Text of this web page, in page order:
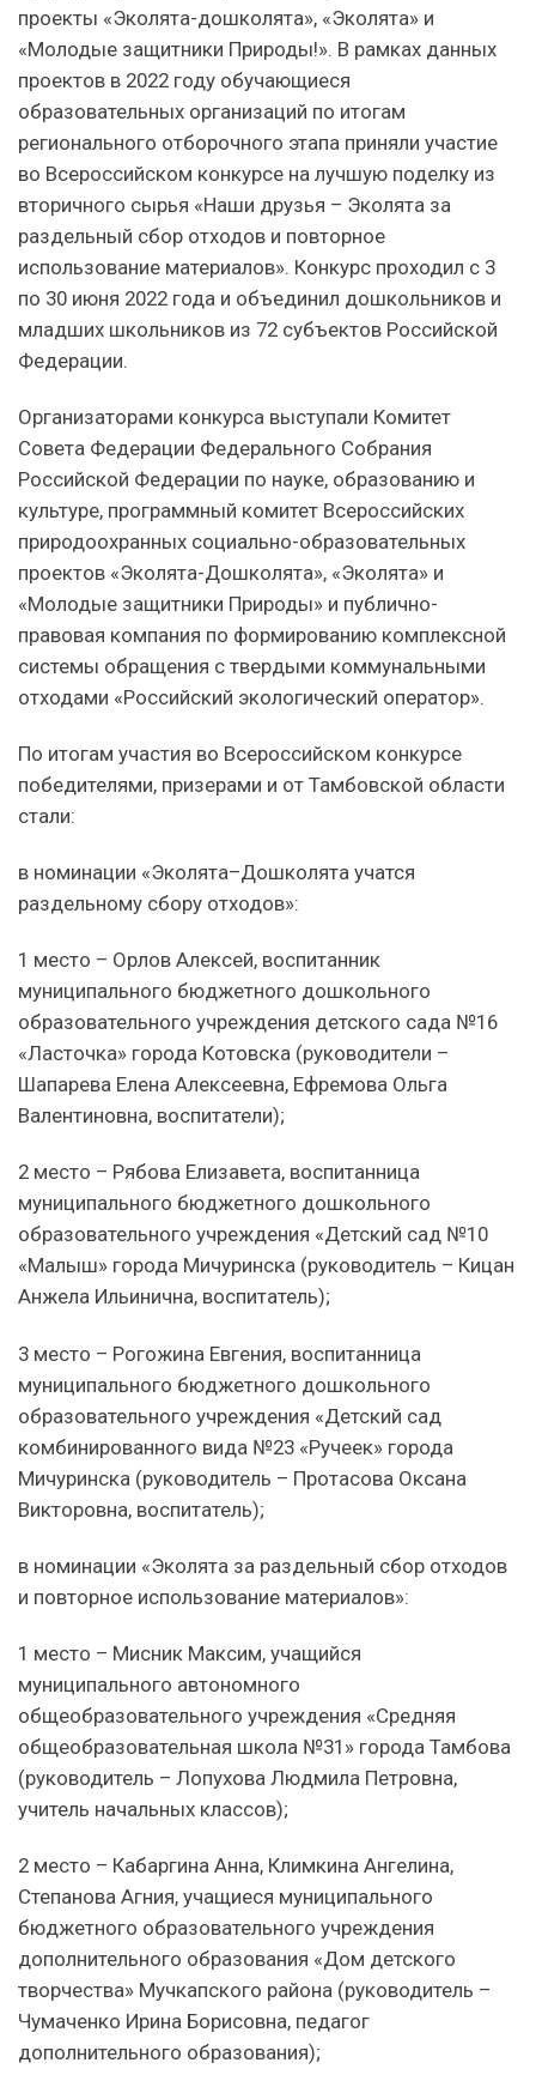
проекты «Эколята-дошколята», «Эколята» и
«Молодые защитники Природы!». В рамках данных
проектов в 2022 году обучающиеся
образовательных организаций по итогам
регионального отборочного этапа приняли участие
во Всероссийском конкурсе на лучшую поделку из
вторичного сырья «Наши друзья – Эколята за
раздельный сбор отходов и повторное
использование материалов». Конкурс проходил с 3
по 30 июня 2022 года и объединил дошкольников и
младших школьников из 72 субъектов Российской
Федерации.
Организаторами конкурса выступали Комитет
Совета Федерации Федерального Собрания
Российской Федерации по науке, образованию и
культуре, программный комитет Всероссийских
природоохранных социально-образовательных
проектов «Эколята-Дошколята», «Эколята» и
«Молодые защитники Природы» и публично-
правовая компания по формированию комплексной
системы обращения с твердыми коммунальными
отходами «Российский экологический оператор».
По итогам участия во Всероссийском конкурсе
победителями, призерами и от Тамбовской области
стали:
в номинации «Эколята–Дошколята учатся
раздельному сбору отходов»:
1 место – Орлов Алексей, воспитанник
муниципального бюджетного дошкольного
образовательного учреждения детского сада №16
«Ласточка» города Котовска (руководители –
Шапарева Елена Алексеевна, Ефремова Ольга
Валентиновна, воспитатели);
2 место – Рябова Елизавета, воспитанница
муниципального бюджетного дошкольного
образовательного учреждения «Детский сад №10
«Малыш» города Мичуринска (руководитель – Кицан
Анжела Ильинична, воспитатель);
3 место – Рогожина Евгения, воспитанница
муниципального бюджетного дошкольного
образовательного учреждения «Детский сад
комбинированного вида №23 «Ручеек» города
Мичуринска (руководитель – Протасова Оксана
Викторовна, воспитатель);
в номинации «Эколята за раздельный сбор отходов
и повторное использование материалов»:
1 место – Мисник Максим, учащийся
муниципального автономного
общеобразовательного учреждения «Средняя
общеобразовательная школа №31» города Тамбова
(руководитель – Лопухова Людмила Петровна,
учитель начальных классов);
2 место – Кабаргина Анна, Климкина Ангелина,
Степанова Агния, учащиеся муниципального
бюджетного образовательного учреждения
дополнительного образования «Дом детского
творчества» Мучкапского района (руководитель –
Чумаченко Ирина Борисовна, педагог
дополнительного образования);